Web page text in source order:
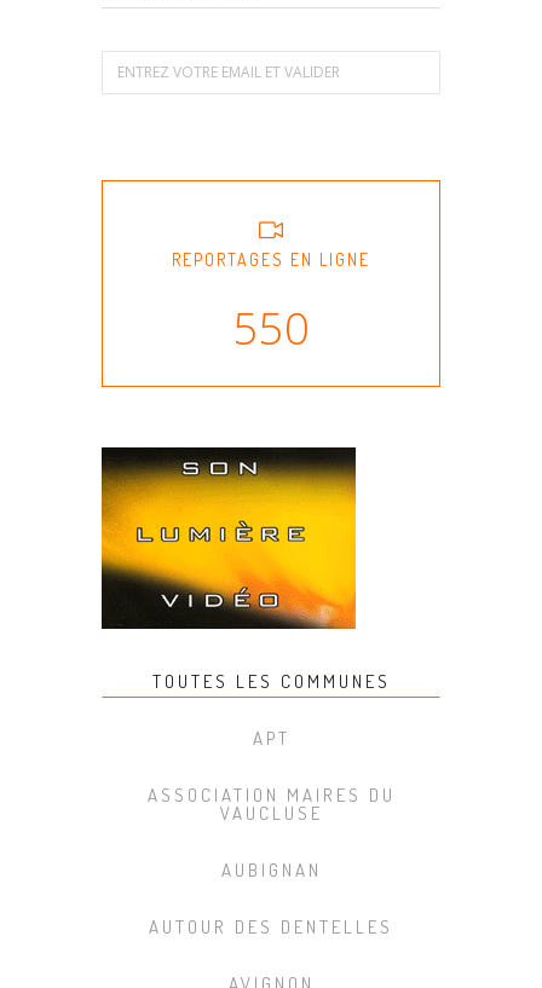
REPORTAGES EN LIGNE
550
TOUTES LES COMMUNES
APT
ASSOCIATION MAIRES DU
VAUCLUSE
AUBIGNAN
AUTOUR DES DENTELLES